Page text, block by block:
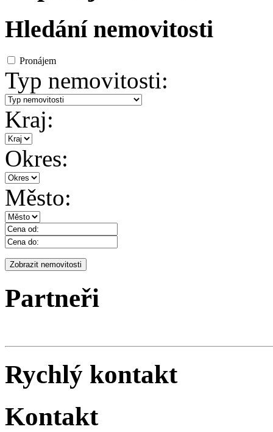
Hledání nemovitosti
Pronájem
Typ nemovitosti:
Kraj:
Okres:
Město:
Partneři
Rychlý kontakt
Kontakt